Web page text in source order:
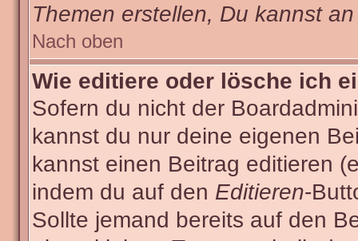
Themen erstellen, Du kannst
Nach oben
Wie editiere oder lösche ich
Sofern du nicht der
kannst du nur deine eigenen
kannst einen Beitrag editieren
indem du auf den Editieren-
Sollte jemand bereits auf den